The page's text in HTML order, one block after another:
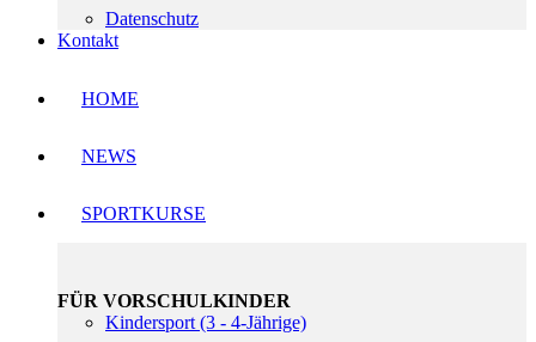
Datenschutz
Kontakt
HOME
NEWS
SPORTKURSE
FÜR VORSCHULKINDER
Kindersport (3 - 4-Jährige)